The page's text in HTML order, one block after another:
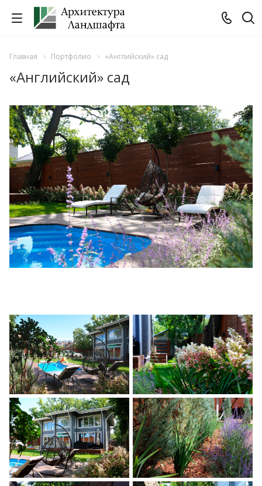
Главная Портфолио «Английский» сад
«Английский» сад